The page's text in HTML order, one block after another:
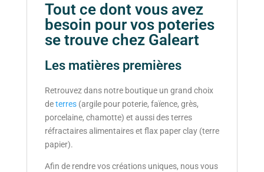
Tout ce dont vous avez
besoin pour vos poteries
se trouve chez Galeart
Les matières premières
Retrouvez dans notre boutique un grand choix
deterres(argile pour poterie, faïence, grès,
porcelaine, chamotte) et aussi des terres
réfractaires alimentaires et flax paper clay (terre
papier).
Afin de rendre vos créations uniques, nous vous